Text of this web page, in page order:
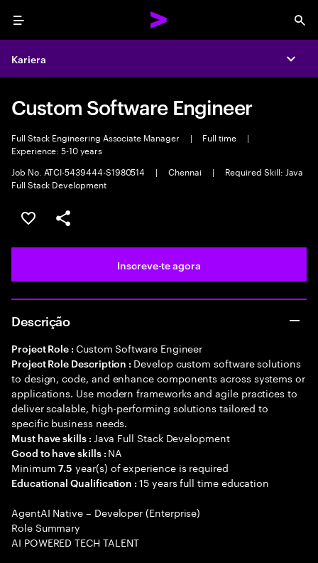
Menu
Kariera
Custom Software Engineer
Full Stack Engineering Associate Manager | Full time
|
Experience: 5-10 years
Job No. ATCI-5439444-S1980514
| Chennai |
Required Skill: Java
Full Stack Development
Guardar oportunidade
Partilhar
Inscreve-te agora
Descrição
Project Role : Custom Software Engineer
Project Role Description : Develop custom software solutions
to design, code, and enhance components across systems or
applications. Use modern frameworks and agile practices to
deliver scalable, high-performing solutions tailored to
specific business needs.
Must have skills : Java Full Stack Development
Good to have skills : NA
Minimum7.5 year(s) of experience is required
Educational Qualification :15 years full time education
AgentAI Native – Developer (Enterprise)
Role Summary
AI POWERED TECH TALENT